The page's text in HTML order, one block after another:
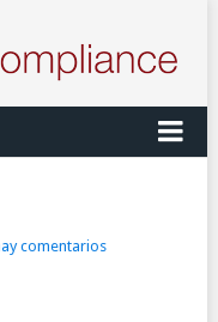
comentarios